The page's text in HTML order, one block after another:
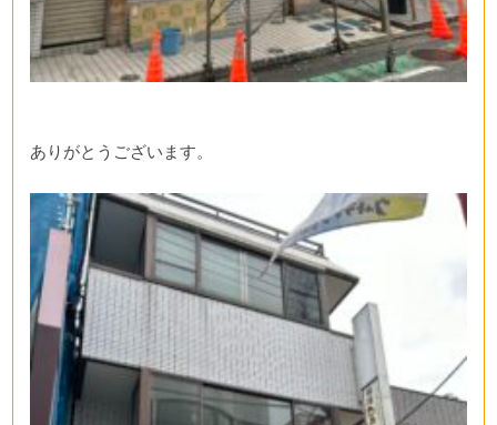
ありがとうございます。